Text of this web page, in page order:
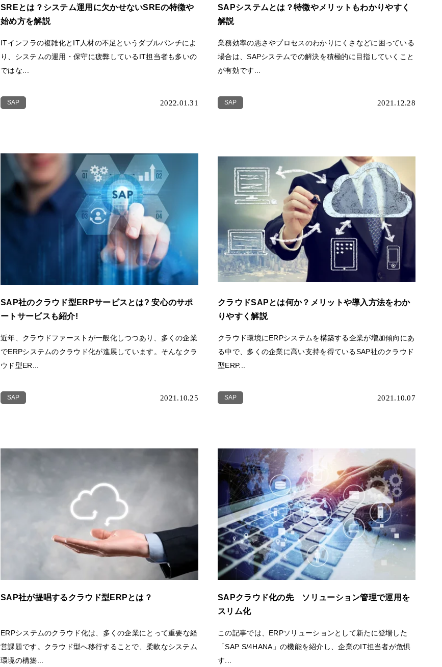
SREとは？システム運用に欠かせないSREの特徴や
始め方を解説
ITインフラの複雑化とIT人材の不足というダブルパンチによ
り、システムの運用・保守に疲弊しているIT担当者も多いの
ではな...
SAP 2022.01.31
SAPシステムとは？特徴やメリットもわかりやすく
解説
業務効率の悪さやプロセスのわかりにくさなどに困っている
場合は、SAPシステムでの解決を積極的に目指していくこと
が有効です...
SAP 2021.12.28
SAP社のクラウド型ERPサービスとは? 安心のサポ
ートサービスも紹介!
近年、クラウドファーストが一般化しつつあり、多くの企業
でERPシステムのクラウド化が進展しています。そんなクラ
ウド型ER...
SAP 2021.10.25
クラウドSAPとは何か？メリットや導入方法をわか
りやすく解説
クラウド環境にERPシステムを構築する企業が増加傾向にあ
る中で、多くの企業に高い支持を得ているSAP社のクラウド
型ERP...
SAP 2021.10.07
SAP社が提唱するクラウド型ERPとは？
ERPシステムのクラウド化は、多くの企業にとって重要な経
営課題です。クラウド型へ移行することで、柔軟なシステム
環境の構築...
SAPクラウド化の先 ソリューション管理で運用を
スリム化
この記事では、ERPソリューションとして新たに登場した
「SAP S/4HANA」の機能を紹介し、企業のIT担当者が危惧
す...